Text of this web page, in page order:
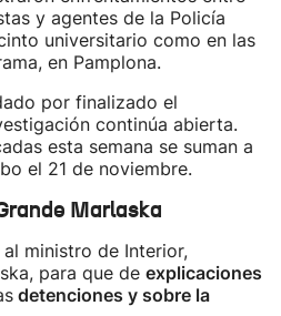
y agentes de la Policía
universitario como en las
en Pamplona.
por finalizado el
continúa abierta.
esta semana se suman a
el 21 de noviembre.
Marlaska
ministro de Interior,
para que de explicaciones
detenciones y sobre la